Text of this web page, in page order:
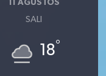
11 AĞUSTOS
SALI
18°